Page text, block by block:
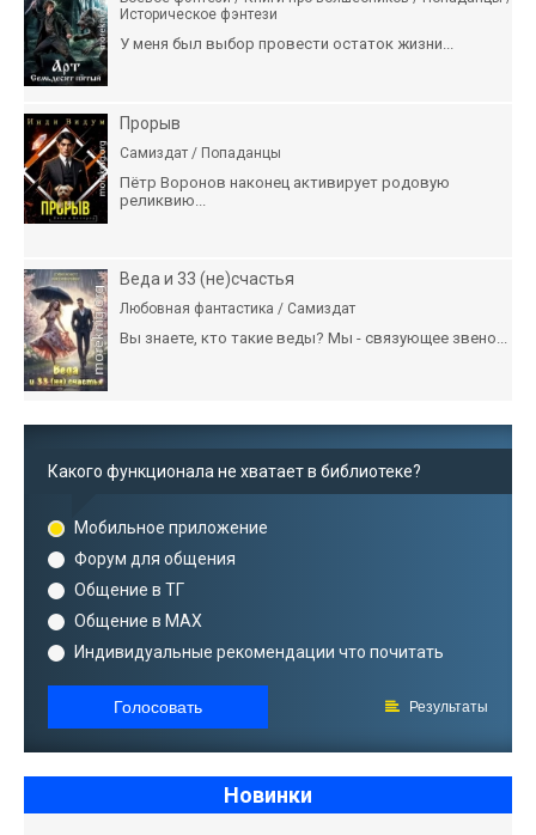
Историческое фэнтези
У меня был выбор провести остаток жизни...
Прорыв
Самиздат / Попаданцы
Пётр Воронов наконец активирует родовую
реликвию...
Веда и 33 (не)счастья
Любовная фантастика / Самиздат
Вы знаете, кто такие веды? Мы - связующее звено...
Какого функционала не хватает в библиотеке?
Мобильное приложение
Форум для общения
Общение в ТГ
Общение в MAX
Индивидуальные рекомендации что почитать
Голосовать Результаты
Новинки